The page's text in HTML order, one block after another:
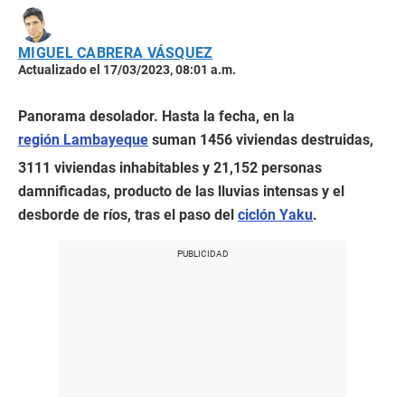
MIGUEL CABRERA VÁSQUEZ
Actualizado el 17/03/2023, 08:01 a.m.
Panorama desolador. Hasta la fecha, en la
región Lambayeque suman 1456 viviendas destruidas,
3111 viviendas inhabitables y 21,152 personas
damnificadas, producto de las lluvias intensas y el
desborde de ríos, tras el paso del ciclón Yaku.